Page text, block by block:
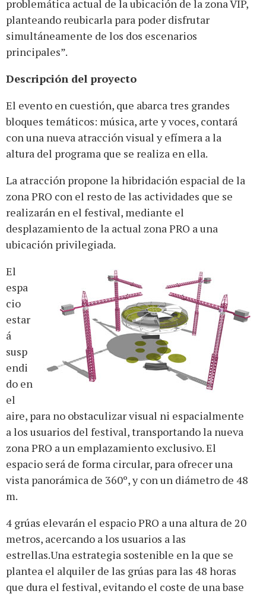
problemática actual de la ubicación de la zona VIP,
planteando reubicarla para poder disfrutar
simultáneamente de los dos escenarios
principales”.
Descripción del proyecto
El evento en cuestión, que abarca tres grandes
bloques temáticos: música, arte y voces, contará
con una nueva atracción visual y efímera a la
altura del programa que se realiza en ella.
La atracción propone la hibridación espacial de la
zona PRO con el resto de las actividades que se
realizarán en el festival, mediante el
desplazamiento de la actual zona PRO a una
ubicación privilegiada.
El
espa
cio
estar
á
susp
endi
do en
el
aire, para no obstaculizar visual ni espacialmente
a los usuarios del festival, transportando la nueva
zona PRO a un emplazamiento exclusivo. El
espacio será de forma circular, para ofrecer una
vista panorámica de 360º, y con un diámetro de 48
m.
4 grúas elevarán el espacio PRO a una altura de 20
metros, acercando a los usuarios a las
estrellas.Una estrategia sostenible en la que se
plantea el alquiler de las grúas para las 48 horas
que dura el festival, evitando el coste de una base